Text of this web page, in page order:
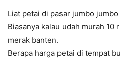
Liat petai di pasar jumbo
Biasanya kalau udah murah 10
merak banten.
Berapa harga petai di tempat